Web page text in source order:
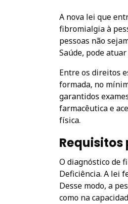
A nova lei que
fibromialgia à
pessoas não
Saúde, pode
Entre os direitos
formada, no
garantidos
farmacêutica e
física.
O diagnóstico de
Deficiência. A lei
Desse modo, a
como na